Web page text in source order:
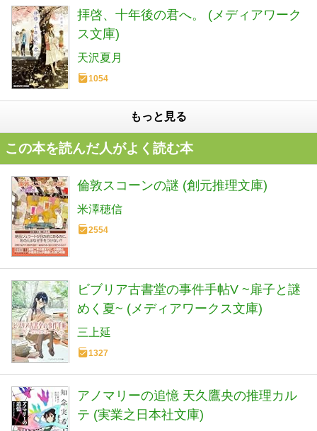
拝啓、十年後の君へ。 (メディアワーク
ス文庫)
天沢夏月
1054
もっと見る
この本を読んだ人がよく読む本
倫敦スコーンの謎 (創元推理文庫)
米澤穂信
2554
ビブリア古書堂の事件手帖V ~扉子と謎
めく夏~ (メディアワークス文庫)
三上延
1327
アノマリーの追憶 天久鷹央の推理カル
テ (実業之日本社文庫)